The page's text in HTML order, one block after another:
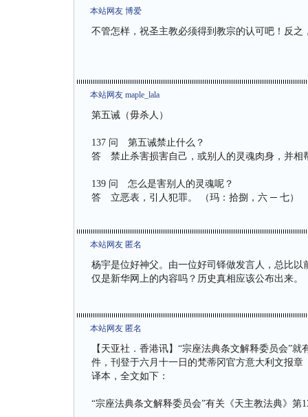
本站网友 博爱
不管怎样，祝圣主教必须得到教宗的认可吧！反之
本站网友 maple_lala
第五诫（毋杀人）
137 问 第五诫禁止什么？
答 禁止杀害损害自己，或别人的灵魂肉身，并相
139 问 怎么是害别人的灵魂呢？
答 立恶表，引人犯罪。 （玛：拾捌，六 ─ 七）
本站网友 匿名
杨宇是位好神父。由一位好司铎做发言人，总比
仅是新华网上的内容吗？历史真相应该公布出来。
本站网友 匿名
【天亚社．香港讯】“宗座法典条文解释委员会”
件，刊登于六月十一日的梵蒂冈官方意大利文报
译本，全文如下：
“宗座法典条文解释委员会”有关《天主教法典》第